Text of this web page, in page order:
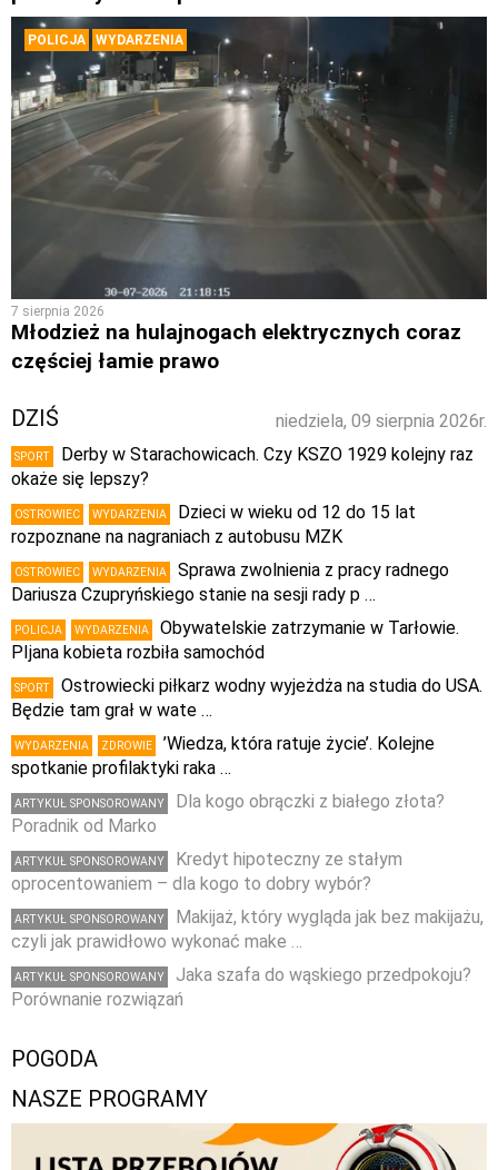
POLICJA WYDARZENIA
7 sierpnia 2026
Młodzież na hulajnogach elektrycznych coraz
częściej łamie prawo
niedziela, 09 sierpnia 2026r.
DZIŚ
SPORT
Derby w Starachowicach. Czy KSZO 1929 kolejny raz
okaże się lepszy?
OSTROWIEC WYDARZENIA
Dzieci w wieku od 12 do 15 lat
rozpoznane na nagraniach z autobusu MZK
OSTROWIEC WYDARZENIA
Sprawa zwolnienia z pracy radnego
Dariusza Czupryńskiego stanie na sesji rady p …
POLICJA WYDARZENIA
Obywatelskie zatrzymanie w Tarłowie.
PIjana kobieta rozbiła samochód
SPORT
Ostrowiecki piłkarz wodny wyjeżdża na studia do USA.
Będzie tam grał w wate …
WYDARZENIA ZDROWIE
’Wiedza, która ratuje życie’. Kolejne
spotkanie profilaktyki raka …
ARTYKUŁ SPONSOROWANY
Dla kogo obrączki z białego złota?
Poradnik od Marko
ARTYKUŁ SPONSOROWANY
Kredyt hipoteczny ze stałym
oprocentowaniem – dla kogo to dobry wybór?
ARTYKUŁ SPONSOROWANY
Makijaż, który wygląda jak bez makijażu,
czyli jak prawidłowo wykonać make …
ARTYKUŁ SPONSOROWANY
Jaka szafa do wąskiego przedpokoju?
Porównanie rozwiązań
POGODA
NASZE PROGRAMY